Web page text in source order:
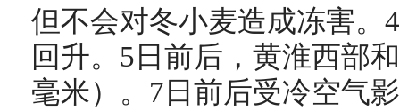
但不会对冬小麦造成冻害。
回升。5日前后，黄淮西部
毫米）。7日前后受冷空气